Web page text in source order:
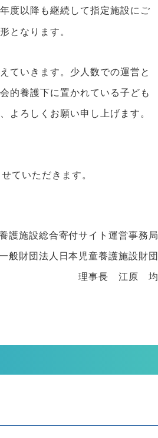
度以降も継続して指定施設にご
となります。
ていきます。少人数での運営と
的養護下に置かれている子ども
よろしくお願い申し上げます。
ていただきます。
護施設総合寄付サイト運営事務局
般財団法人日本児童養護施設財団
理事長 江原 均